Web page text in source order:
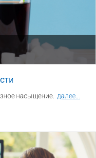
насыщение. далее